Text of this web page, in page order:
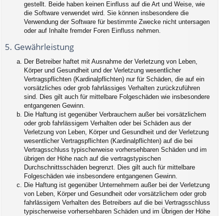
gestellt. Beide haben keinen Einfluss auf die Art und Weise, wie
die Software verwendet wird. Sie können insbesondere die
Verwendung der Software für bestimmte Zwecke nicht untersagen
oder auf Inhalte fremder Foren Einfluss nehmen.
5. Gewährleistung
Der Betreiber haftet mit Ausnahme der Verletzung von Leben,
Körper und Gesundheit und der Verletzung wesentlicher
Vertragspflichten (Kardinalpflichten) nur für Schäden, die auf ein
vorsätzliches oder grob fahrlässiges Verhalten zurückzuführen
sind. Dies gilt auch für mittelbare Folgeschäden wie insbesondere
entgangenen Gewinn.
Die Haftung ist gegenüber Verbrauchern außer bei vorsätzlichem
oder grob fahrlässigem Verhalten oder bei Schäden aus der
Verletzung von Leben, Körper und Gesundheit und der Verletzung
wesentlicher Vertragspflichten (Kardinalpflichten) auf die bei
Vertragsschluss typischerweise vorhersehbaren Schäden und im
übrigen der Höhe nach auf die vertragstypischen
Durchschnittsschäden begrenzt. Dies gilt auch für mittelbare
Folgeschäden wie insbesondere entgangenen Gewinn.
Die Haftung ist gegenüber Unternehmern außer bei der Verletzung
von Leben, Körper und Gesundheit oder vorsätzlichem oder grob
fahrlässigem Verhalten des Betreibers auf die bei Vertragsschluss
typischerweise vorhersehbaren Schäden und im Übrigen der Höhe